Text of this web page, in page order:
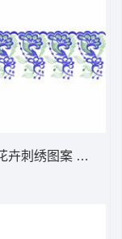
边窗
卉刺绣图案 免费床